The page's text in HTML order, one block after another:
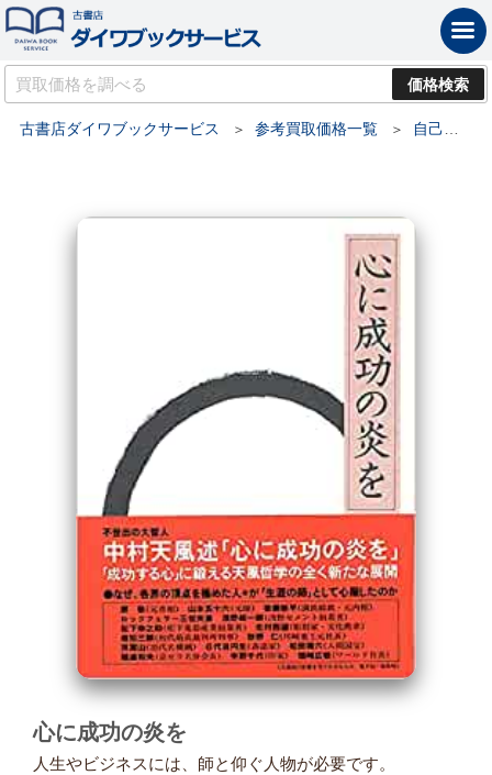
古書店ダイワブックサービス 参考買取価格一覧 自己啓発書の買取価格
心に成功の炎を
人生やビジネスには、師と仰ぐ人物が必要です。